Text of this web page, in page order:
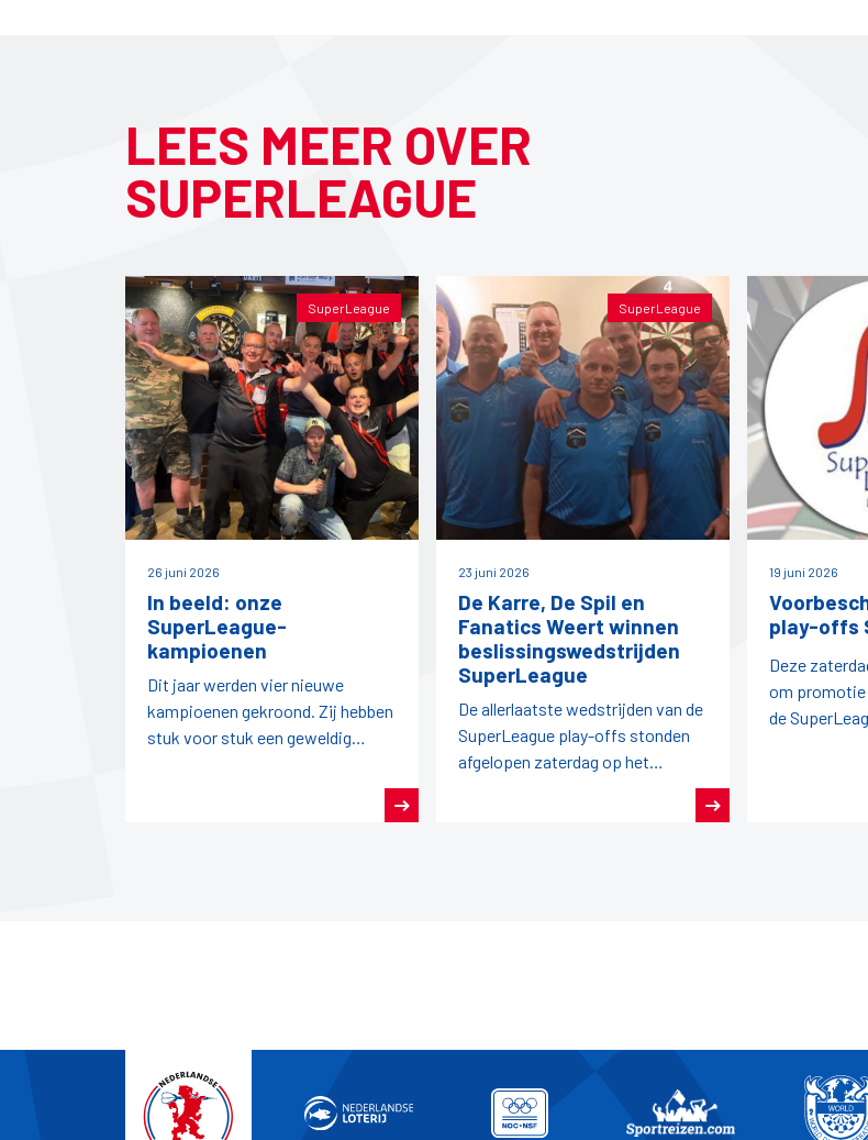
LEES MEER OVER
SUPERLEAGUE
SuperLeague
26 juni 2026
In beeld: onze
SuperLeague-
kampioenen
Dit jaar werden vier nieuwe
kampioenen gekroond. Zij hebben
stuk voor stuk een geweldig
SuperLeague
23 juni 2026
De Karre, De Spil en
Fanatics Weert winnen
beslissingswedstrijden
SuperLeague
De allerlaatste wedstrijden van de
SuperLeague play-offs stonden
afgelopen zaterdag op het
19 juni 2026
play-offs
Deze
om promotie
de